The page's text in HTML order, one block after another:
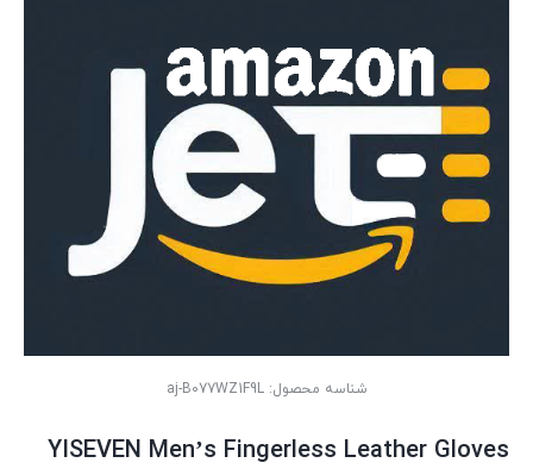
شناسه محصول:aj-B077WZ1F9L
YISEVEN Men’s Fingerless Leather Gloves